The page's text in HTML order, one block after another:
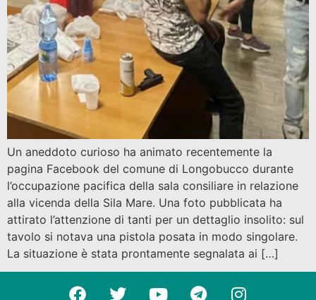
Un aneddoto curioso ha animato recentemente la
pagina Facebook del comune di Longobucco durante
l’occupazione pacifica della sala consiliare in relazione
alla vicenda della Sila Mare. Una foto pubblicata ha
attirato l’attenzione di tanti per un dettaglio insolito: sul
tavolo si notava una pistola posata in modo singolare.
La situazione è stata prontamente segnalata ai […]